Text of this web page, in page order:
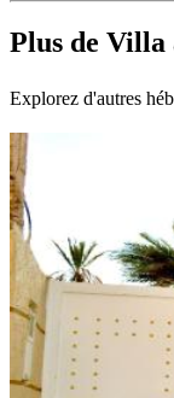
Plus de
Explorez d'autres